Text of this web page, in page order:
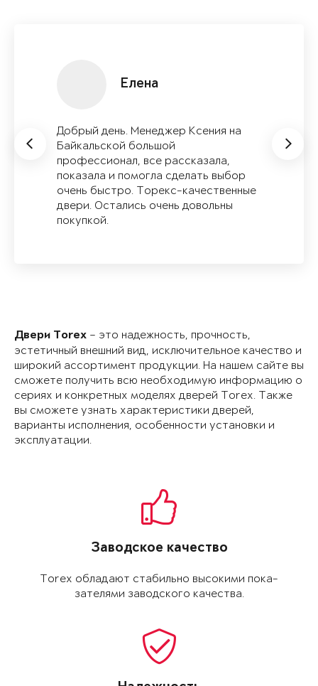
Мария
В июле купила входную дверь
Ультиматум. Очень рада, что пришла
именно в Torex. Подобрали дверь
именно такую , как я и хотела:
надежную, с высокой
шумоизоляцией, не пропускающую
запахи с подъезда. Установили дверь
быстро и качественно....
Двери Torex – это надежность, прочность,
эстетичный внешний вид, исключительное качество и
широкий ассортимент продукции. На нашем сайте вы
сможете получить всю необходимую информацию о
сериях и конкретных моделях дверей Torex. Также
вы сможете узнать характери­стики дверей,
варианты исполнения, особенности установки и
эксплуатации.
Заводское качество
Torex обладают ста­бильно высокими пока­
зателями заводского качества.